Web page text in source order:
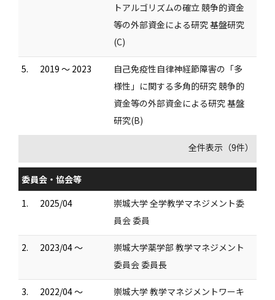
トアルゴリズムの確立 競争的資金
等の外部資金による研究 基盤研究
(C)
5. 2019 ～ 2023
自己免疫性自律神経節障害の「多
様性」に関する多角的研究 競争的
資金等の外部資金による研究 基盤
研究(B)
全件表示（9件）
委員会・協会等
1.
2025/04
崇城大学 全学教学マネジメント委
員会 委員
2. 2023/04 ～
崇城大学薬学部 教学マネジメント
委員会 委員長
3.
2022/04 ～
崇城大学 教学マネジメントワーキ